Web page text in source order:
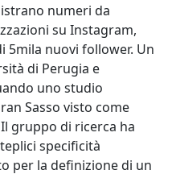
numeri da
su Instagram,
5mila nuovi follower. Un
di Perugia e
uno studio
Sasso visto come
gruppo di ricerca ha
specificità
per la definizione di un